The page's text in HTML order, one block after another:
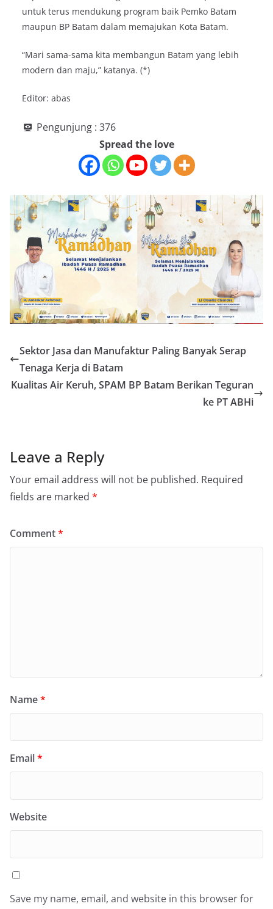
untuk terus mendukung program baik Pemko Batam
maupun BP Batam dalam memajukan Kota Batam.
“Mari sama-sama kita membangun Batam yang lebih
modern dan maju,” katanya. (*)
Editor: abas
Pengunjung : 376
Spread the love
Sektor Jasa dan Manufaktur Paling Banyak Serap
Tenaga Kerja di Batam
Kualitas Air Keruh, SPAM BP Batam Berikan Teguran
ke PT ABHi
Leave a Reply
Your email address will not be published. Required
fields are marked *
Comment*
Name*
Email*
Website
Save my name, email, and website in this browser for